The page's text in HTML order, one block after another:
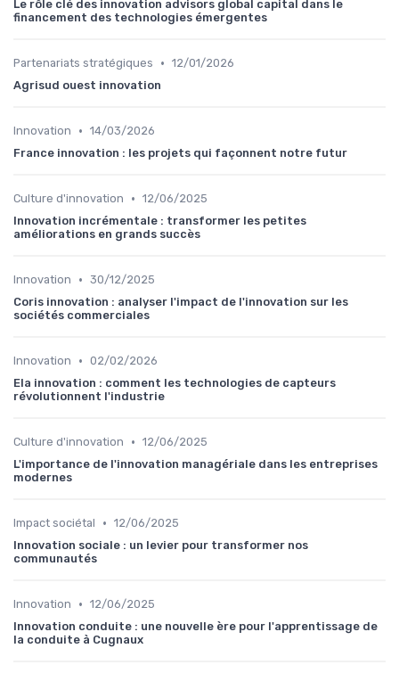
Le rôle clé des innovation advisors global capital dans le
financement des technologies émergentes
Partenariats stratégiques • 12/01/2026
Agrisud ouest innovation
Innovation • 14/03/2026
France innovation : les projets qui façonnent notre futur
Culture d'innovation • 12/06/2025
Innovation incrémentale : transformer les petites
améliorations en grands succès
Innovation • 30/12/2025
Coris innovation : analyser l'impact de l'innovation sur les
sociétés commerciales
Innovation • 02/02/2026
Ela innovation : comment les technologies de capteurs
révolutionnent l'industrie
Culture d'innovation • 12/06/2025
L'importance de l'innovation managériale dans les entreprises
modernes
Impact sociétal • 12/06/2025
Innovation sociale : un levier pour transformer nos
communautés
Innovation • 12/06/2025
Innovation conduite : une nouvelle ère pour l'apprentissage de
la conduite à Cugnaux